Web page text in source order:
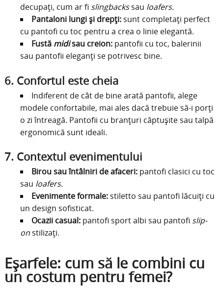
decupați, cum ar fi slingbackssau loafers.
Pantaloni lungi și drepți:sunt completați perfect
cu pantofi cu toc pentru a crea o linie elegantă.
Fustămidisau creion:pantofii cu toc, balerinii
sau pantofii eleganți se potrivesc bine.
6. Confortul este cheia
Indiferent de cât de bine arată pantofii, alege
modele confortabile, mai ales dacă trebuie să-i porți
o zi întreagă. Pantofii cu branțuri căptușite sau talpă
ergonomică sunt ideali.
7. Contextul evenimentului
Birou sau întâlniri de afaceri:pantofi clasici cu toc
sau loafers.
Evenimente formale:stiletto sau pantofi lăcuiți cu
un design sofisticat.
Ocazii casual:pantofi sport albi sau pantofi slip-
on stilizați.
Eșarfele: cum să le combini cu
un costum pentru femei?